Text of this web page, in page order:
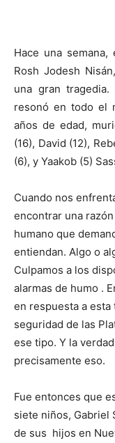
Hace una semana,
Rosh Jodesh
una gran
resonó en todo el
años de edad,
(16), David (12),
(6), y Yaakob (5)
Cuando nos
encontrar una
humano que
entiendan. Algo o
Culpamos a los
alarmas de humo .
en respuesta a
seguridad de las
ese tipo. Y la
precisamente eso.
Fue entonces que
siete niños, Gabriel
de sus hijos en